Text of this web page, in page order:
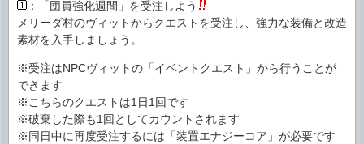
：「団員強化週間」を受注しよう
メリーダ村のヴィットからクエストを受注し、強力な装備と改造
素材を入手しましょう。
※受注はNPCヴィットの「イベントクエスト」から行うことが
できます
※こちらのクエストは1日1回です
※破棄した際も1回としてカウントされます
※同日中に再度受注するには「装置エナジーコア」が必要です